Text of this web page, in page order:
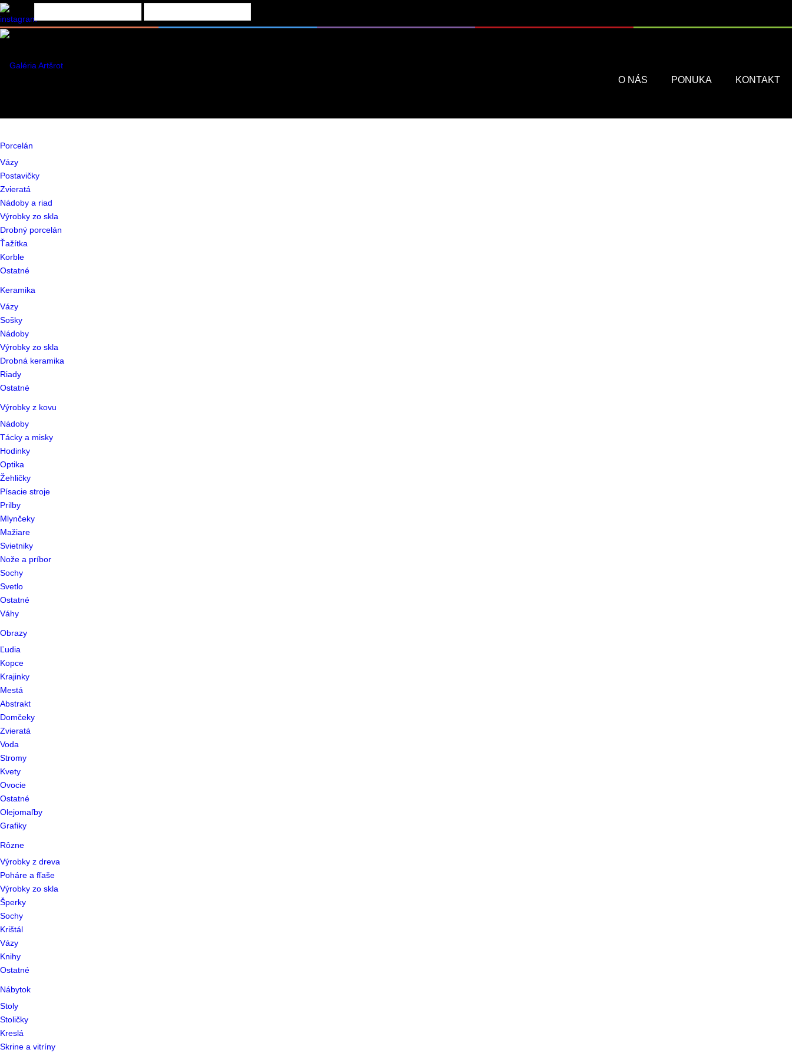
O NÁS PONUKA KONTAKT
Porcelán
Vázy
Postavičky
Zvieratá
Nádoby a riad
Výrobky zo skla
Drobný porcelán
Ťažítka
Korble
Ostatné
Keramika
Vázy
Sošky
Nádoby
Výrobky zo skla
Drobná keramika
Riady
Ostatné
Výrobky z kovu
Nádoby
Tácky a misky
Hodinky
Optika
Žehličky
Písacie stroje
Prilby
Mlynčeky
Mažiare
Svietniky
Nože a príbor
Sochy
Svetlo
Ostatné
Váhy
Obrazy
Ľudia
Kopce
Krajinky
Mestá
Abstrakt
Domčeky
Zvieratá
Voda
Stromy
Kvety
Ovocie
Ostatné
Olejomaľby
Grafiky
Rôzne
Výrobky z dreva
Poháre a fľaše
Výrobky zo skla
Šperky
Sochy
Krištál
Vázy
Knihy
Ostatné
Nábytok
Stoly
Stoličky
Kreslá
Skrine a vitríny